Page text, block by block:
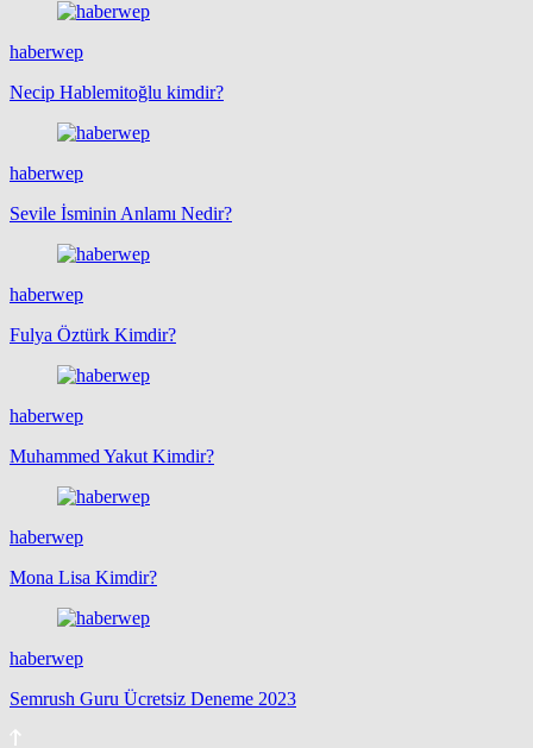
haberwep
Necip Hablemitoğlu kimdir?
haberwep
Sevile İsminin Anlamı Nedir?
haberwep
Fulya Öztürk Kimdir?
haberwep
Muhammed Yakut Kimdir?
haberwep
Mona Lisa Kimdir?
haberwep
Semrush Guru Ücretsiz Deneme 2023